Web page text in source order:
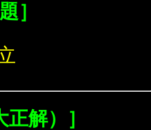
］
正解）］